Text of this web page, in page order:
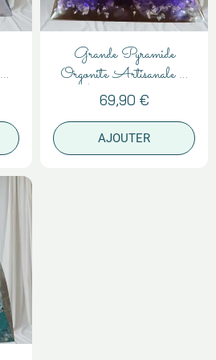
Grande Pyramide
Orgonite Artisanale –
Énergie 12 cm
69,90 €
AJOUTER